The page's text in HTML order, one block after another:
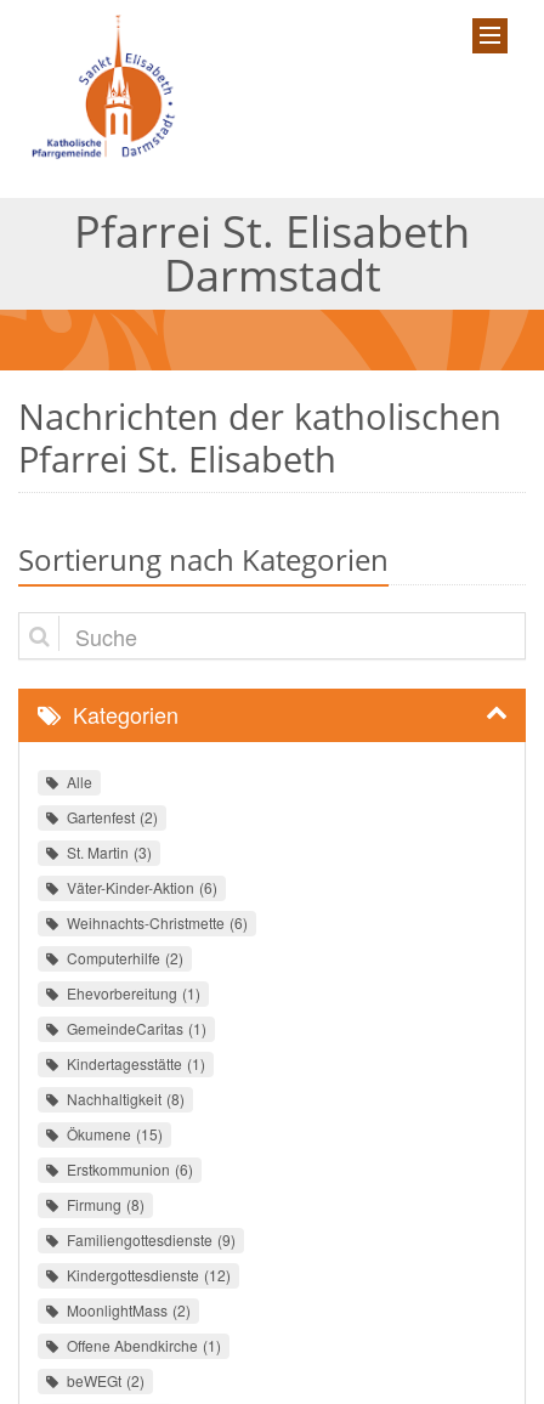
Pfarrei St. Elisabeth
Darmstadt
Nachrichten der katholischen
Pfarrei St. Elisabeth
Sortierung nach Kategorien
Suche
Kategorien
Alle
Gartenfest 2
St. Martin 3
Väter-Kinder-Aktion 6
Weihnachts-Christmette 6
Computerhilfe 2
Ehevorbereitung 1
GemeindeCaritas 1
Kindertagesstätte 1
Nachhaltigkeit 8
Ökumene 15
Erstkommunion 6
Firmung 8
Familiengottesdienste 9
Kindergottesdienste 12
MoonlightMass 2
Offene Abendkirche 1
beWEGt 2